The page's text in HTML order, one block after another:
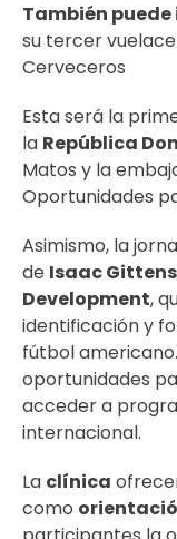
También
su tercer
Cerveceros
Esta será la
la República
Matos y la
Oportunidades
Asimismo, la
de Isaac Gittens
Development,
identificación y
fútbol
oportunidades
acceder a
internacional.
La clínica
como